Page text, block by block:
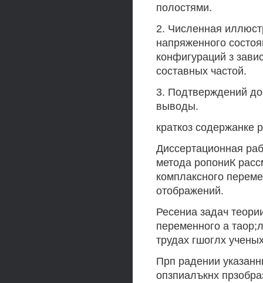
полостями.
2. Численная
напряженного
конфигураций з
составных частой.
3. Подтверждений
выводы.
краткоз содержанке
Диссертационная
метода ропониК
комплаксного
отображений.
Ресениа задач
переменного а
трудах гшоглх
Прп радении
опзпиалъкнх